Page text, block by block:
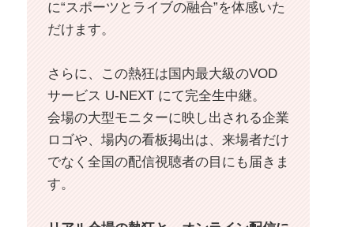
に“スポーツとライブの融合”を体感いた
だけます。
さらに、この熱狂は国内最大級のVOD
サービス U-NEXT にて完全生中継。
会場の大型モニターに映し出される企業
ロゴや、場内の看板掲出は、来場者だけ
でなく全国の配信視聴者の目にも届きま
す。